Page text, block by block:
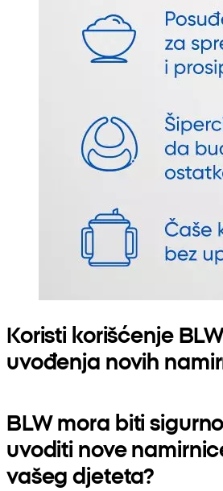
Koristi korišćenje
uvođenja novih
BLW mora biti
uvoditi nove
vašeg djeteta?